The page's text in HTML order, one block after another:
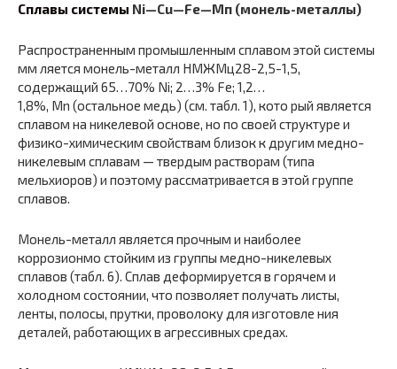
Сплавы системы Ni—Cu—Fe—Мп (монель-металлы)
Распространенным промышленным сплавом этой системы
мм ляется монель-металл НМЖМц28-2,5-1,5,
содержащий 65…70% Ni; 2…3% Fe; 1,2…
1,8%, Mn (остальное медь) (см. табл. 1), кото рый является
сплавом на никелевой основе, но по своей структуре и
физико-химическим свойствам близок к другим медно-
никелевым сплавам — твердым растворам (типа
мельхиоров) и поэтому рассматривается в этой группе
сплавов.
Монель-металл является прочным и наиболее
коррозионмо стойким из группы медно-никелевых
сплавов (табл. 6). Сплав деформируется в горячем и
холодном состоянии, что позволяет получать листы,
ленты, полосы, прутки, проволоку для изготовле ния
деталей, работающих в агрессивных средах.